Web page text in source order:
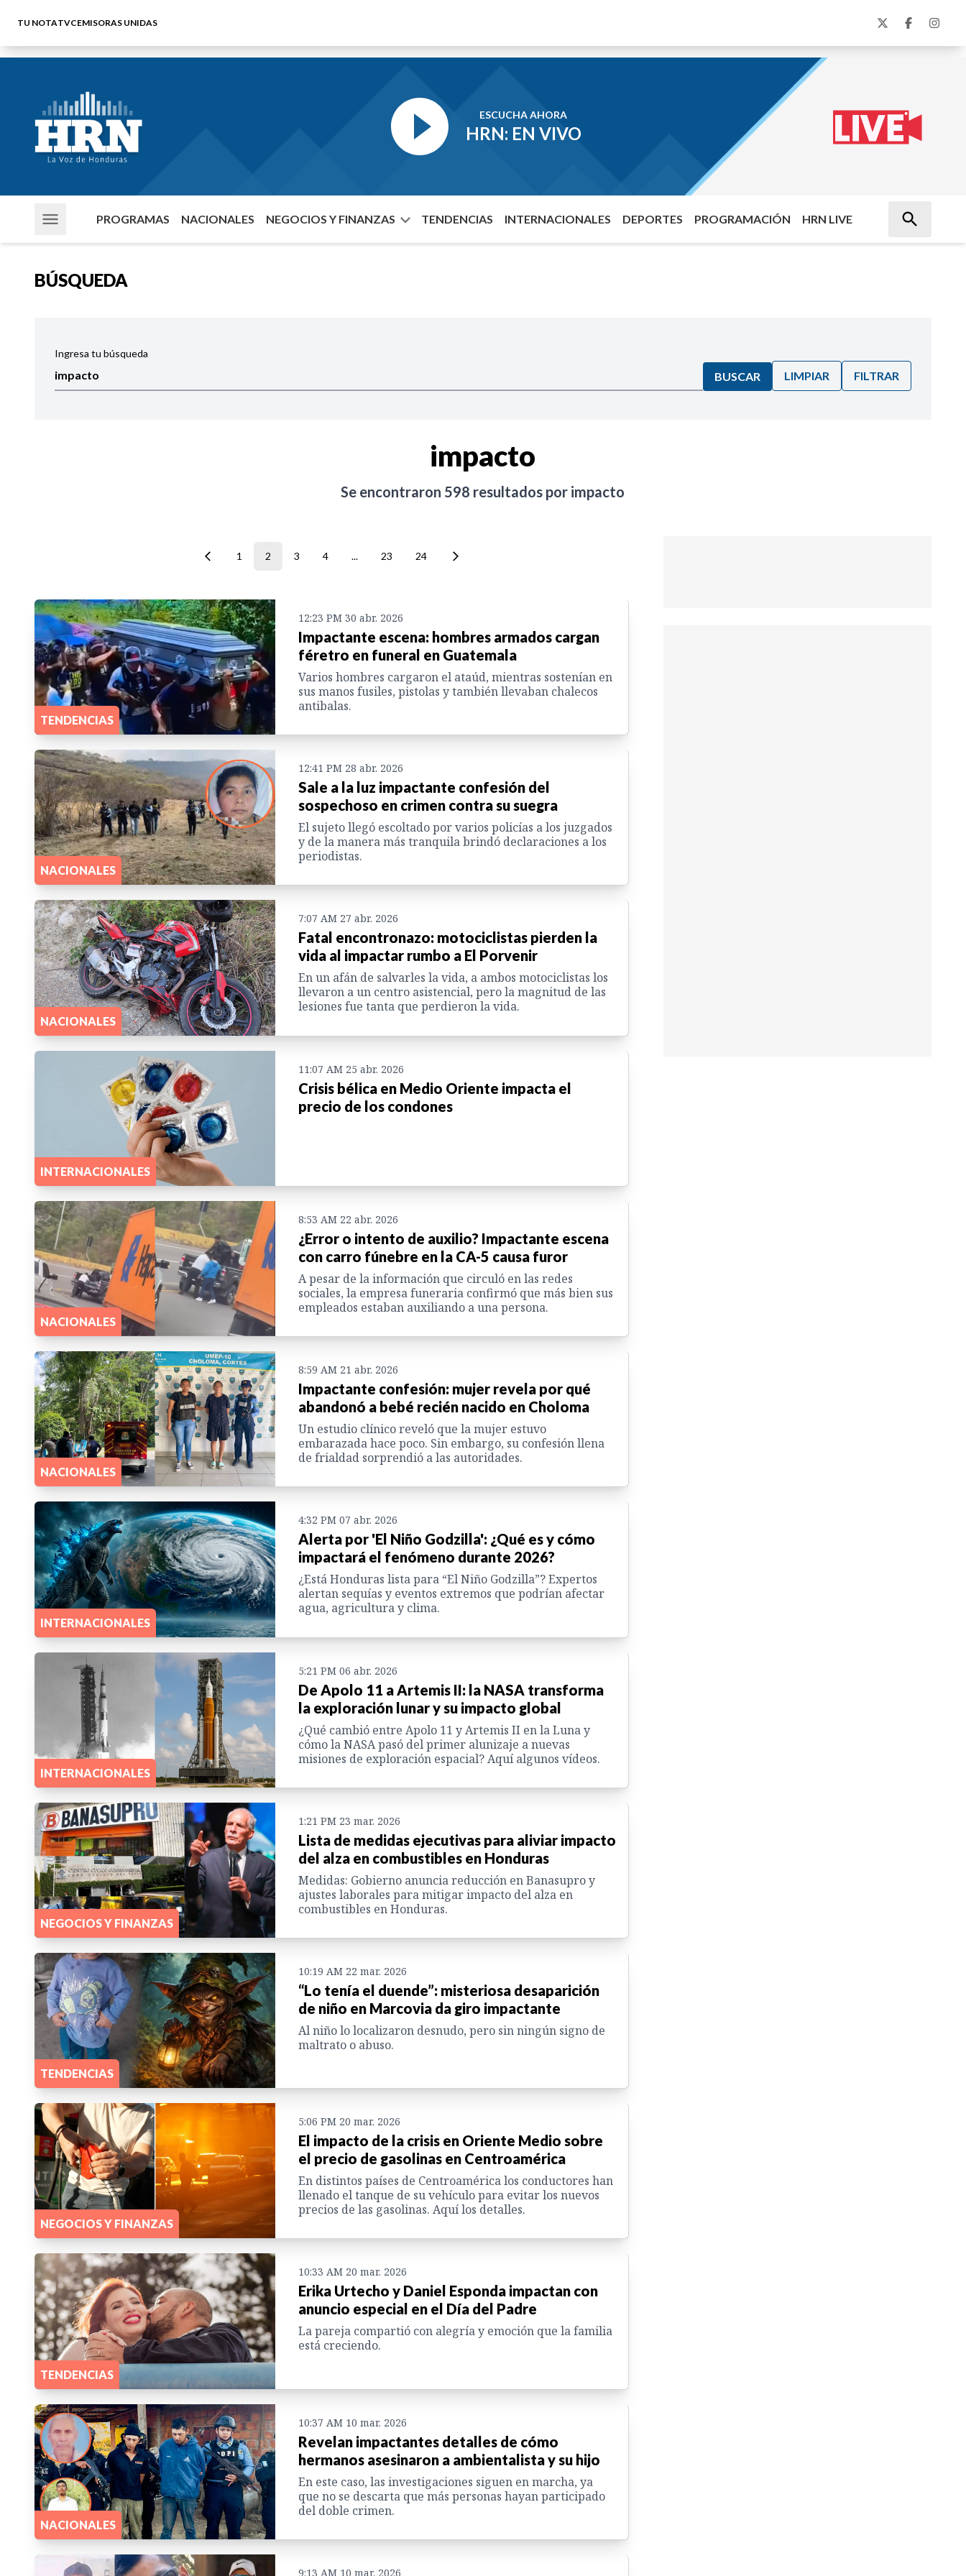
TU NOTATVCEMISORAS UNIDAS
ESCUCHA AHORA
HRN: EN VIVO
PROGRAMAS NACIONALES NEGOCIOS Y FINANZAS TENDENCIAS INTERNACIONALES DEPORTES PROGRAMACIÓN HRN LIVE
BÚSQUEDA
Ingresa tu búsqueda
BUSCAR LIMPIAR FILTRAR
impacto
Se encontraron 598 resultados por impacto
1 2 3 4 ... 23 24
TENDENCIAS
12:23 PM 30 abr. 2026
Impactante escena: hombres armados cargan
féretro en funeral en Guatemala
Varios hombres cargaron el ataúd, mientras sostenían en
sus manos fusiles, pistolas y también llevaban chalecos
antibalas.
NACIONALES
12:41 PM 28 abr. 2026
Sale a la luz impactante confesión del
sospechoso en crimen contra su suegra
El sujeto llegó escoltado por varios policías a los juzgados
y de la manera más tranquila brindó declaraciones a los
periodistas.
NACIONALES
7:07 AM 27 abr. 2026
Fatal encontronazo: motociclistas pierden la
vida al impactar rumbo a El Porvenir
En un afán de salvarles la vida, a ambos motociclistas los
llevaron a un centro asistencial, pero la magnitud de las
lesiones fue tanta que perdieron la vida.
INTERNACIONALES
11:07 AM 25 abr. 2026
Crisis bélica en Medio Oriente impacta el
precio de los condones
NACIONALES
8:53 AM 22 abr. 2026
¿Error o intento de auxilio? Impactante escena
con carro fúnebre en la CA-5 causa furor
A pesar de la información que circuló en las redes
sociales, la empresa funeraria confirmó que más bien sus
empleados estaban auxiliando a una persona.
NACIONALES
8:59 AM 21 abr. 2026
Impactante confesión: mujer revela por qué
abandonó a bebé recién nacido en Choloma
Un estudio clínico reveló que la mujer estuvo
embarazada hace poco. Sin embargo, su confesión llena
de frialdad sorprendió a las autoridades.
INTERNACIONALES
4:32 PM 07 abr. 2026
Alerta por 'El Niño Godzilla': ¿Qué es y cómo
impactará el fenómeno durante 2026?
¿Está Honduras lista para “El Niño Godzilla”? Expertos
alertan sequías y eventos extremos que podrían afectar
agua, agricultura y clima.
INTERNACIONALES
5:21 PM 06 abr. 2026
De Apolo 11 a Artemis II: la NASA transforma
la exploración lunar y su impacto global
¿Qué cambió entre Apolo 11 y Artemis II en la Luna y
cómo la NASA pasó del primer alunizaje a nuevas
misiones de exploración espacial? Aquí algunos vídeos.
NEGOCIOS Y FINANZAS
1:21 PM 23 mar. 2026
Lista de medidas ejecutivas para aliviar impacto
del alza en combustibles en Honduras
Medidas: Gobierno anuncia reducción en Banasupro y
ajustes laborales para mitigar impacto del alza en
combustibles en Honduras.
TENDENCIAS
10:19 AM 22 mar. 2026
“Lo tenía el duende”: misteriosa desaparición
de niño en Marcovia da giro impactante
Al niño lo localizaron desnudo, pero sin ningún signo de
maltrato o abuso.
NEGOCIOS Y FINANZAS
5:06 PM 20 mar. 2026
El impacto de la crisis en Oriente Medio sobre
el precio de gasolinas en Centroamérica
En distintos países de Centroamérica los conductores han
llenado el tanque de su vehículo para evitar los nuevos
precios de las gasolinas. Aquí los detalles.
TENDENCIAS
10:33 AM 20 mar. 2026
Erika Urtecho y Daniel Esponda impactan con
anuncio especial en el Día del Padre
La pareja compartió con alegría y emoción que la familia
está creciendo.
NACIONALES
10:37 AM 10 mar. 2026
Revelan impactantes detalles de cómo
hermanos asesinaron a ambientalista y su hijo
En este caso, las investigaciones siguen en marcha, ya
que no se descarta que más personas hayan participado
del doble crimen.
9:13 AM 10 mar. 2026